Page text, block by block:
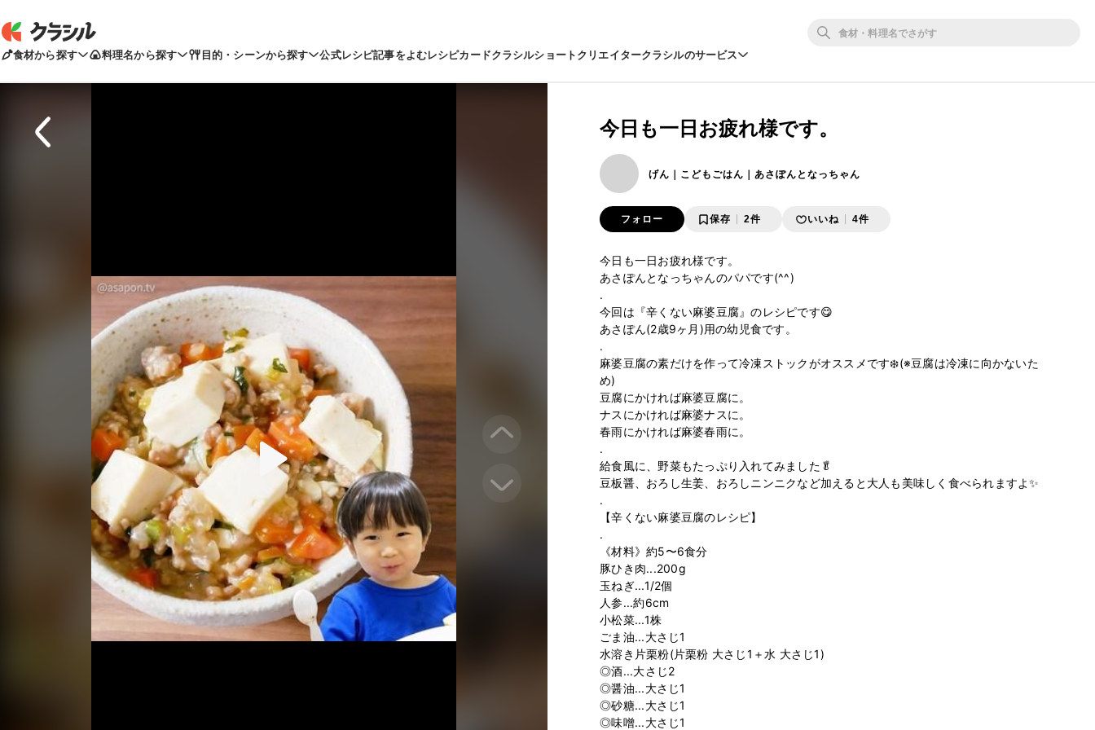
食材から探す 料理名から探す 目的・シーンから探す 公式レシピ記事をよむレシピカードクラシルショートクリエイタークラシルのサービス
今日も一日お疲れ様です。
げん｜こどもごはん｜あさぽんとなっちゃん
フォロー 保存 2件 いいね 4件
今日も一日お疲れ様です。
あさぽんとなっちゃんのパパです(^^)
.
今回は『辛くない麻婆豆腐』のレシピです😋
あさぽん(2歳9ヶ月)用の幼児食です。
.
麻婆豆腐の素だけを作って冷凍ストックがオススメです❄️(※豆腐は冷凍に向かないた
め)
豆腐にかければ麻婆豆腐に。
ナスにかければ麻婆ナスに。
春雨にかければ麻婆春雨に。
.
給食風に、野菜もたっぷり入れてみました🥬
豆板醤、おろし生姜、おろしニンニクなど加えると大人も美味しく食べられますよ✨
.
【辛くない麻婆豆腐のレシピ】
.
《材料》約5〜6食分
豚ひき肉...200g
玉ねぎ...1/2個
人参...約6cm
小松菜...1株
ごま油...大さじ1
水溶き片栗粉(片栗粉 大さじ1＋水 大さじ1)
◎酒...大さじ2
◎醤油...大さじ1
◎砂糖...大さじ1
◎味噌...大さじ1